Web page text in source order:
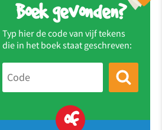
Boek gevonden?
Typ hier de code van vijf tekens
die in het boek staat geschreven:
of